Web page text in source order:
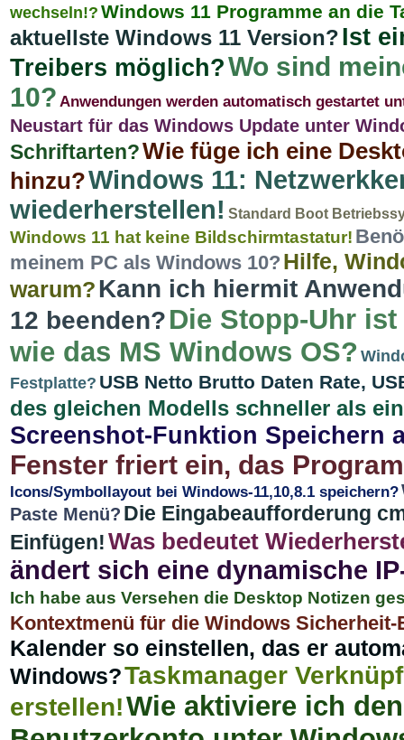
wechseln!? Windows 11 Programme an die
aktuellste Windows 11 Version?Ist
Treibers möglich?Wo sind
10? Anwendungen werden automatisch gestartet
Neustart für das Windows Update unter
Schriftarten?Wie füge ich eine
hinzu?Windows 11:
wiederherstellen! Standard Boot
Windows 11 hat keine Bildschirmtastatur!
meinem PC als Windows 10? Hilfe,
warum?Kann ich hiermit
12 beenden?Die Stopp-Uhr
wie das MS Windows OS?
Festplatte? USB Netto Brutto Daten Rate,
des gleichen Modells schneller als
Screenshot-Funktion Speichern
Fenster friert ein, das
Icons/Symbollayout bei Windows-11,10,8.1 speichern?
Paste Menü? Die Eingabeaufforderung
Einfügen!Was bedeutet
ändert sich eine dynamische
Ich habe aus Versehen die Desktop Notizen
Kontextmenü für die Windows
Kalender so einstellen, das er
Windows?Taskmanager
erstellen!Wie aktiviere ich